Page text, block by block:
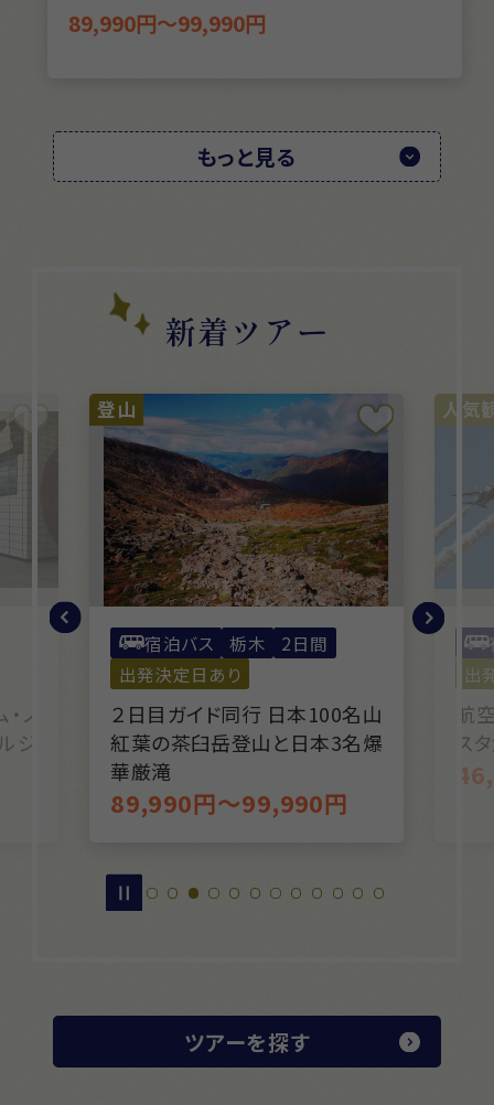
89,990円～99,990円
もっと見る
新着ツアー
山
爆
人気観光地
宿泊バス 静岡
2日間
出発決定日あり
航空自衛隊浜松基地エア・フェ
スタ浜松2026
46,990円～56,990円
人気
出
化
騨
ゾ
ツアーを探す